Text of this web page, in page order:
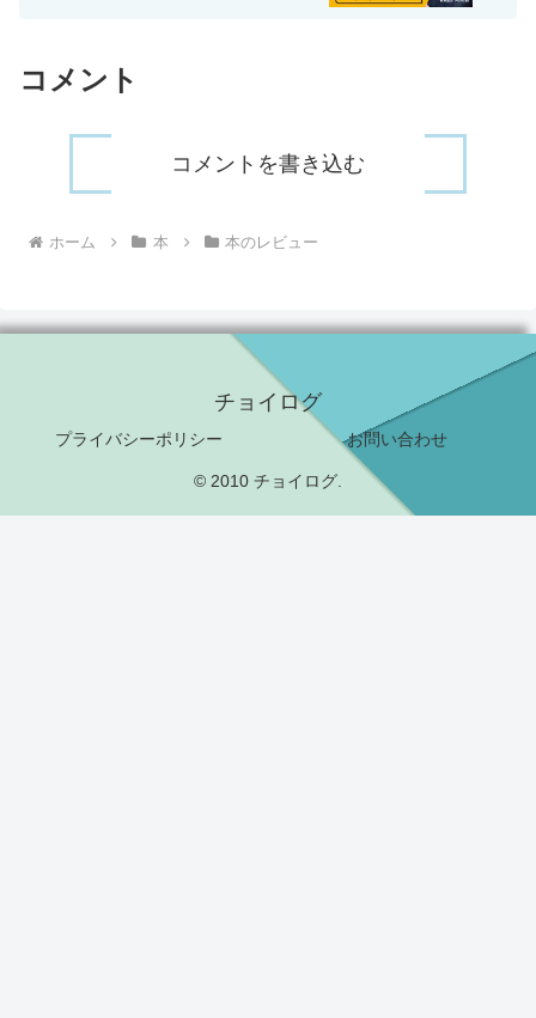
コメント
コメントを書き込む
ホーム 本 本のレビュー
チョイログ
プライバシーポリシー お問い合わせ
© 2010 チョイログ.